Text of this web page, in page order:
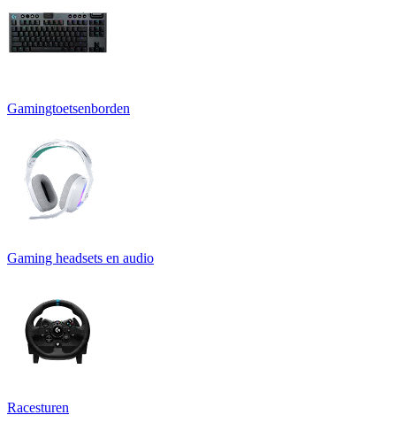
Gamingtoetsenborden
Gaming headsets en audio
Racesturen